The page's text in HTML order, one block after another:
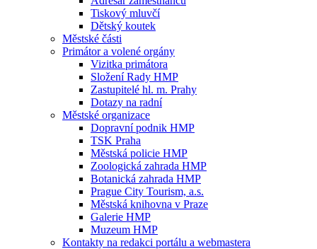
Tiskový mluvčí
Dětský koutek
Městské části
Primátor a volené orgány
Vizitka primátora
Složení Rady HMP
Zastupitelé hl. m. Prahy
Dotazy na radní
Městské organizace
Dopravní podnik HMP
TSK Praha
Městská policie HMP
Zoologická zahrada HMP
Botanická zahrada HMP
Prague City Tourism, a.s.
Městská knihovna v Praze
Galerie HMP
Muzeum HMP
Kontakty na redakci portálu a webmastera